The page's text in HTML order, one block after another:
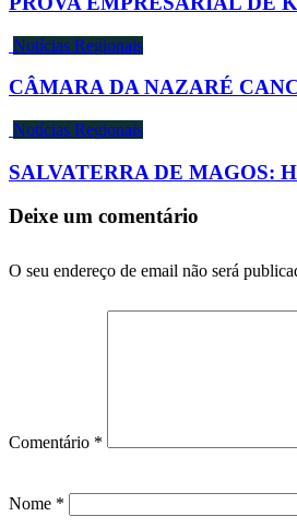
Notícias Regionais
CÂMARA DA NAZARÉ
Notícias Regionais
SALVATERRA DE MAGOS:
Deixe um comentário
O seu endereço de email não será
Comentário *
Nome *